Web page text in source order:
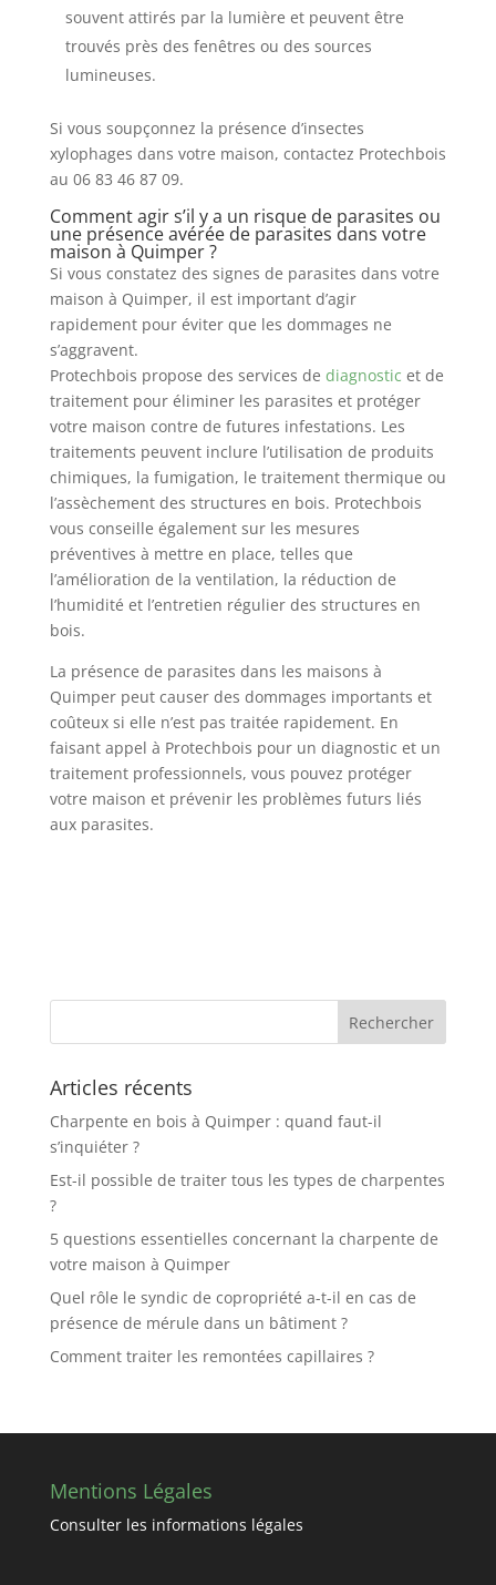
souvent attirés par la lumière et peuvent être
trouvés près des fenêtres ou des sources
lumineuses.
Si vous soupçonnez la présence d’insectes
xylophages dans votre maison, contactez Protechbois
au 06 83 46 87 09.
Comment agir s’il y a un risque de parasites ou
une présence avérée de parasites dans votre
maison à Quimper ?
Si vous constatez des signes de parasites dans votre
maison à Quimper, il est important d’agir
rapidement pour éviter que les dommages ne
s’aggravent.
Protechbois propose des services de diagnostic et de
traitement pour éliminer les parasites et protéger
votre maison contre de futures infestations. Les
traitements peuvent inclure l’utilisation de produits
chimiques, la fumigation, le traitement thermique ou
l’assèchement des structures en bois. Protechbois
vous conseille également sur les mesures
préventives à mettre en place, telles que
l’amélioration de la ventilation, la réduction de
l’humidité et l’entretien régulier des structures en
bois.
La présence de parasites dans les maisons à
Quimper peut causer des dommages importants et
coûteux si elle n’est pas traitée rapidement. En
faisant appel à Protechbois pour un diagnostic et un
traitement professionnels, vous pouvez protéger
votre maison et prévenir les problèmes futurs liés
aux parasites.
Articles récents
Charpente en bois à Quimper : quand faut-il
s’inquiéter ?
Est-il possible de traiter tous les types de charpentes
?
5 questions essentielles concernant la charpente de
votre maison à Quimper
Quel rôle le syndic de copropriété a-t-il en cas de
présence de mérule dans un bâtiment ?
Comment traiter les remontées capillaires ?
Mentions Légales
Consulter les informations légales